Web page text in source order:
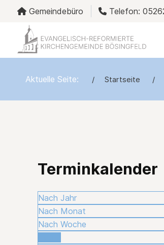
Gemeindebüro Telefon:
Aktuelle Seite: Startseite
Terminkalender
Nach Jahr
Nach Monat
Nach Woche